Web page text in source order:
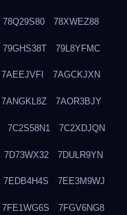
78Q29S80 78XWEZ88
79GHS38T 79L8YFMC
7AEEJVFI 7AGCKJXN
7ANGKL8Z 7AOR3BJY
7C2S58N1 7C2XDJQN
7D73WX32 7DULR9YN
7EDB4H4S 7EE3M9WJ
7FE1WG6S 7FGV6NG8